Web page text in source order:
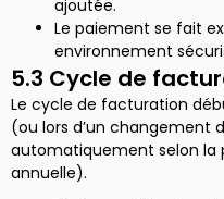
ajoutée.
Le paiement se fait
environnement
5.3 Cycle de
Le cycle de facturation
(ou lors d’un changement
automatiquement selon la
annuelle).